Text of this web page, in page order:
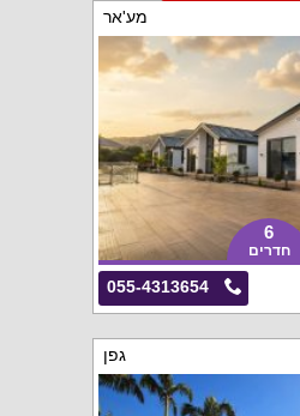
מע'אר
6
חדרים
055-4313654
גפן